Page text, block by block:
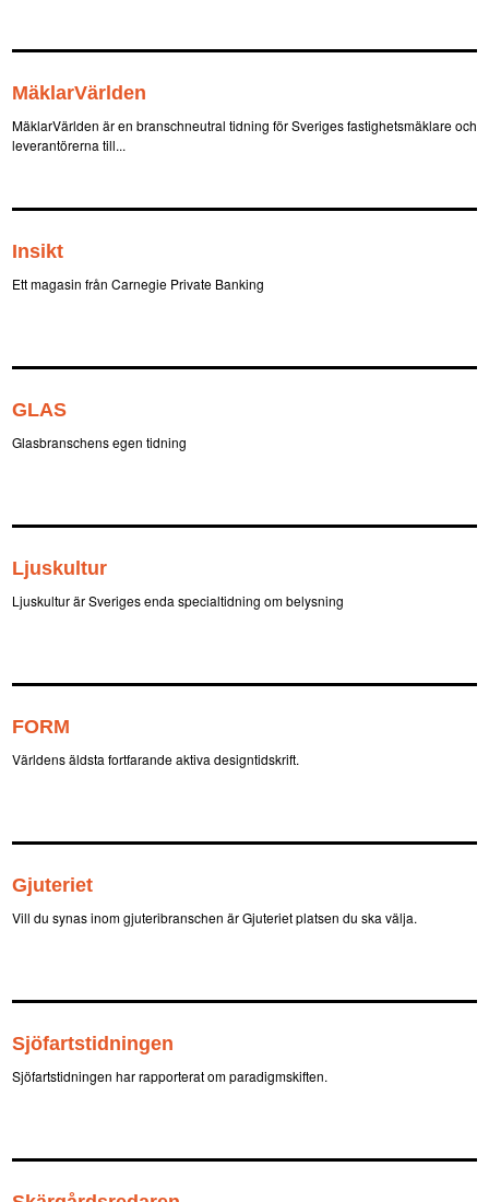
MäklarVärlden
MäklarVärlden är en branschneutral tidning för Sveriges fastighetsmäklare och
leverantörerna till...
Insikt
Ett magasin från Carnegie Private Banking
GLAS
Glasbranschens egen tidning
Ljuskultur
Ljuskultur är Sveriges enda specialtidning om belysning
FORM
Världens äldsta fortfarande aktiva designtidskrift.
Gjuteriet
Vill du synas inom gjuteribranschen är Gjuteriet platsen du ska välja.
Sjöfartstidningen
Sjöfartstidningen har rapporterat om paradigmskiften.